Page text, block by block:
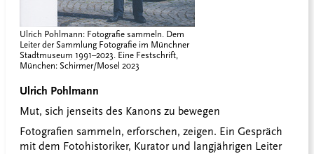
Ulrich Pohlmann: Fotografie sammeln. Dem
Leiter der Sammlung Fotografie im Münchner
Stadtmuseum 1991–2023. Eine Festschrift,
München: Schirmer/Mosel 2023
Ulrich Pohlmann
Mut, sich jenseits des Kanons zu bewegen
Fotografien sammeln, erforschen, zeigen. Ein Gespräch
mit dem Fotohistoriker, Kurator und langjährigen Leiter